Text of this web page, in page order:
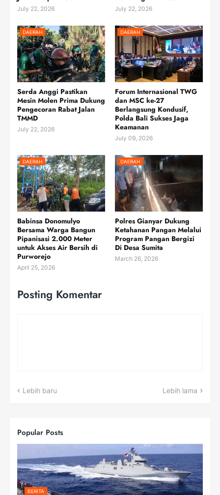
July 22, 2026 July 22, 2026
DAERAH
Serda Anggi Pastikan
Mesin Molen Prima Dukung
Pengecoran Rabat Jalan
TMMD
July 22, 2026
DAERAH
Forum Internasional TWG
dan MSC ke-27
Berlangsung Kondusif,
Polda Bali Sukses Jaga
Keamanan
July 09, 2026
DAERAH
Babinsa Donomulyo
Bersama Warga Bangun
Pipanisasi 2.000 Meter
untuk Akses Air Bersih di
Purworejo
April 25, 2026
DAERAH
Polres Gianyar Dukung
Ketahanan Pangan Melalui
Program Pangan Bergizi
Di Desa Sumita
March 26, 2026
Posting Komentar
Lebih baru Lebih lama
Popular Posts
BERITA